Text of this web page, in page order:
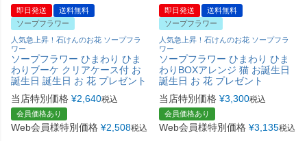
即日発送
送料無料
ソープフラワー
人気急上昇！石けんのお花 ソープフラ
ワー
ソープフラワー ひまわり ひま
わりブーケ クリアケース付 お
誕生日 誕生日 お 花 プレゼント
当店特別価格 ¥2,640税込
会員価格あり
Web会員様特別価格 ¥2,508税込
即日発送
送料無料
ソープフラワー
人気急上昇！石けんのお花 ソープフラ
ワー
ソープフラワー ひまわり ひま
わりBOXアレンジ 猫 お誕生日
誕生日 お 花 プレゼント
当店特別価格 ¥3,300税込
会員価格あり
Web会員様特別価格 ¥3,135税込